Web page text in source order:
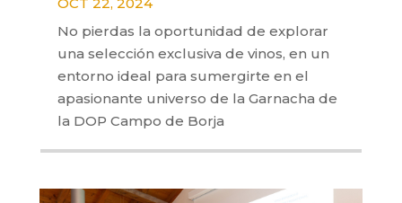
No pierdas la oportunidad de explorar
una selección exclusiva de vinos, en un
entorno ideal para sumergirte en el
apasionante universo de la Garnacha de
la DOP Campo de Borja